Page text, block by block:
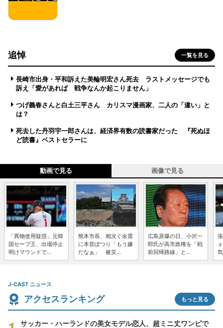
追悼 一覧を見る
長崎市出身・平和訴えた美輪明宏さん死去 ラストメッセージでも
訴え「愛があれば 戦争なんか起こりません」
つげ義春さんと白土三平さん カリスマ漫画家、二人の「違い」と
は？
死去した丹羽宇一郎さんは、経済界有数の読書家だった 『死ぬほ
ど読書』ベストセラーに
動画で見る 画像で見る
「異物使用疑惑」元韓
国セーブ王、出場停止
明けマウンドで...
熊本市長、相次ぐ余震
に本音ぽつり「もう嫌
だなぁ」 被災...
広島原爆の日、小沢一
郎氏が高市政権を「戦
前回帰路線」と...
J-CAST ニュース
アクセスランキング もっと見る
サッカー・ハーランドの美女モデル恋人、超ミニ丈ワンピで